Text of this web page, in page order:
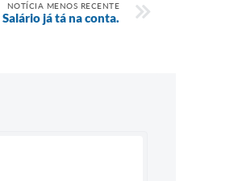
NOTÍCIA MENOS RECENTE
Salário já tá na conta.